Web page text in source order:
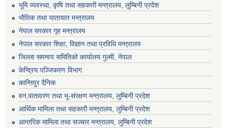
भूमि व्यवस्था, कृषि तथा सहकारी मन्त्रालय, लु्म्बिनी प्रदेश
भाैतिक तथा यातायात मन्त्रालय
नेपाल सरकार गृह मन्त्रालय
नेपाल सरकार शिक्षा, विज्ञान तथा प्रविधि मन्त्रालय
जिल्ला समन्वय समितिको कार्यालय गुल्मी, नेपाल
केन्द्रिय पञ्जिकरण विभाग
कान्तिपुर दैनिक
वन,वातावरण तथा भू-संरक्षण मन्त्रालय, लुम्बिनी प्रदेश
आर्थिक मामिला तथा सहकारी मन्त्रालय, लुम्बिनी प्रदेश
आन्तरिक मामिला तथा सञ्चार मन्त्रालय, लुम्बिनी प्रदेश